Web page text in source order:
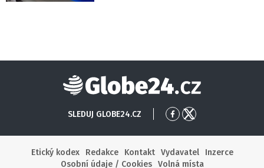
Globe24
SLEDUJ GLOBE24.CZ
PřejítPřejít
Etický kodex
Redakce Kontakt Vydavatel
Inzerce
Osobní údaje / Cookies
Volná místa